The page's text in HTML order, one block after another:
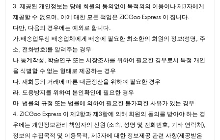
3.제공된개인정보는당해회원의동의없이목적외의이용이나제3자에게
제공할수없으며,이에대한모든책임은ZICGooExpress이집니다.
다만,다음의경우에는예외로합니다.
가.배송업무상배송업체에게배송에필요한최소한의회원의정보(성명,주
소,전화번호)를알려주는경우
나.통계작성,학술연구또는시장조사를위하여필요한경우로서특정개인
을식별할수없는형태로제공하는경우
다.재화등의거래에따른대금정산을위하여필요한경우
라.도용방지를위하여본인확인에필요한경우
마.법률의규정또는법률에의하여필요한불가피한사유가있는경우
4.ZICGooExpress이제2항과제3항에의해회원의동의를받아야하는경
우에는개인정보관리책임자의신원(소속,성명및전화번호,기타연락처),
정보의수집목적및이용목적,제3자에대한정보제공관련사항(제공받은